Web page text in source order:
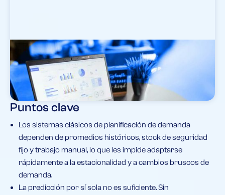
Puntos clave
Los sistemas clásicos de planificación de demanda
dependen de promedios históricos, stock de seguridad
fijo y trabajo manual, lo que les impide adaptarse
rápidamente a la estacionalidad y a cambios bruscos de
demanda.
La predicción por sí sola no es suficiente. Sin